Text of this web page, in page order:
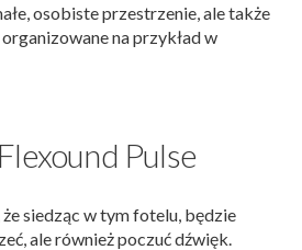
osobiste przestrzenie, ale także
na przykład w
Pulse
siedząc w tym fotelu, będzie
ale również poczuć dźwięk.